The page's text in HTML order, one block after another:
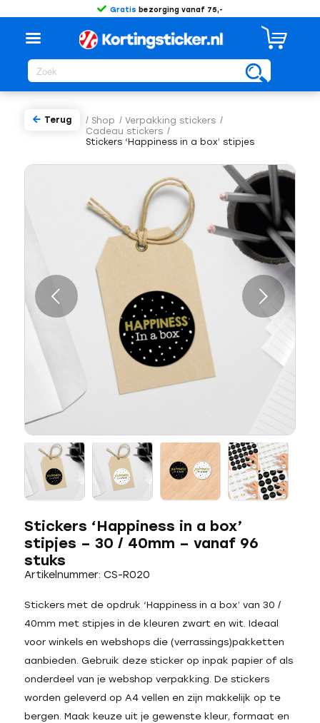
Gratis bezorging vanaf 75,-
/ Shop / Verpakking stickers /
Cadeau stickers /
Stickers ‘Happiness in a box’ stipjes
Terug
Volgende
Stickers ‘Happiness in a box’
stipjes – 30 / 40mm – vanaf 96
stuks
Artikelnummer: CS-R020
Stickers met de opdruk ‘Happiness in a box’ van 30 /
40mm met stipjes in de kleuren zwart en wit. Ideaal
voor winkels en webshops die (verrassings)pakketten
aanbieden. Gebruik deze sticker op inpak papier of als
onderdeel van je webshop verpakking. De stickers
worden geleverd op A4 vellen en zijn makkelijk op te
bergen. Maak keuze uit je gewenste kleur, formaat en